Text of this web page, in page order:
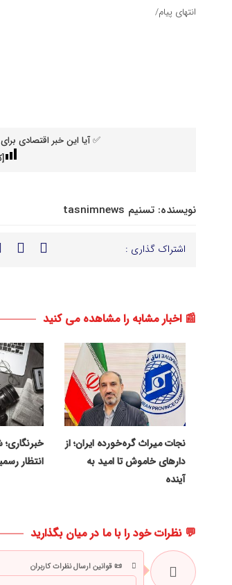
انتهای پیام/
✅ آیا این خبر اقتصادی
نویسنده: تسنیم tasnimnews
اشتراک گذاری :
📰 اخبار مشابه را مشاهده می کنید
نجات میراث گره‌خورده ایران؛ از
دارهای خاموش تا امید به
آینده
انتظار
💬 نظرات خود را با ما در میان بگذارید
📜 قوانین ارسال نظرات کاربران